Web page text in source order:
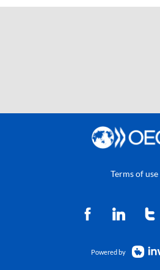
Terms of use
Powered by